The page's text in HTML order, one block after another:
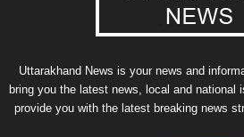
Uttarakhand News is your news and
bring you the latest news, local and national
provide you with the latest breaking news